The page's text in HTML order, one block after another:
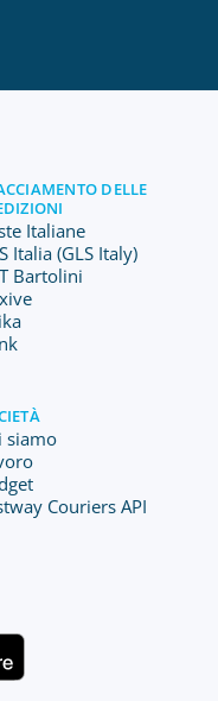
DELLE
Italiane
Italia (GLS Italy)
Bartolini
siamo
Couriers API